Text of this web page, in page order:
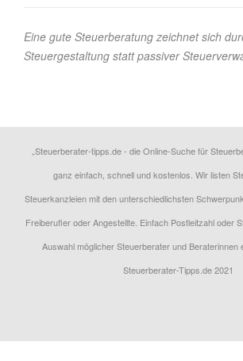
Eine gute Steuerberatung zeichnet sich
Steuergestaltung statt passiver
„Steuerberater-tipps.de - die Online-Suche für
ganz einfach, schnell und kostenlos. Wir listen
Steuerkanzleien mit den unterschiedlichsten
Freiberufler oder Angestellte. Einfach Postleitzahl oder
Auswahl möglicher Steuerberater und Beraterinnen
Steuerberater-Tipps.de 2021